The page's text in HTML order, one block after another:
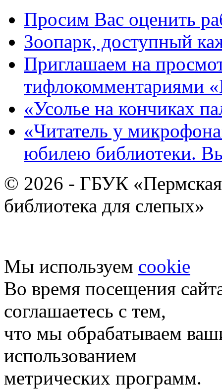
Просим Вас оценить
Зоопарк, доступный
Приглашаем на
тифлокомментариями
«Усолье на кончиках
«Читатель у
юбилею библиотеки.
© 2026 - ГБУК «Пермская
библиотека для слепых»
Мы используем cookie
Во время посещения
соглашаетесь с тем,
что мы обрабатываем
использованием
метрических программ.